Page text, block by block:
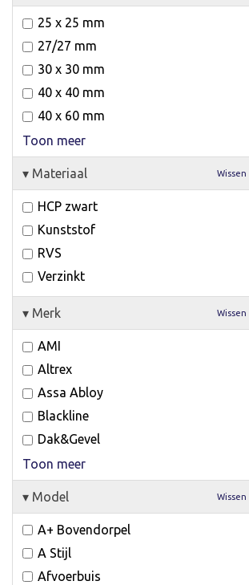
25 x 25 mm
27/27 mm
30 x 30 mm
40 x 40 mm
40 x 60 mm
Toon meer
▾ Materiaal Wissen
HCP zwart
Kunststof
RVS
Verzinkt
▾ Merk Wissen
AMI
Altrex
Assa Abloy
Blackline
Dak&Gevel
Toon meer
▾ Model Wissen
A+ Bovendorpel
A Stijl
Afvoerbuis